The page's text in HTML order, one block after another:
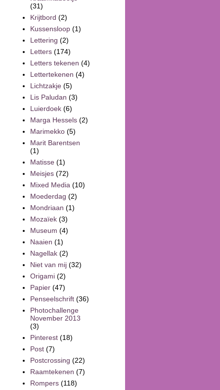
(31)
Krijtbord (2)
Kussensloop (1)
Lettering (2)
Letters (174)
Letters tekenen (4)
Lettertekenen (4)
Lichtzakje (5)
Lis Paludan (3)
Luierdoek (6)
Marga Hessels (2)
Marimekko (5)
Marit Barentsen
(1)
Matisse (1)
Meisjes (72)
Mixed Media (10)
Moederdag (2)
Mondriaan (1)
Mozaïek (3)
Museum (4)
Naaien (1)
Nagellak (2)
Niet van mij (32)
Origami (2)
Papier (47)
Penseelschrift (36)
Photochallenge
November 2013
(3)
Pinterest (18)
Post (7)
Postcrossing (22)
Raamtekenen (7)
Rompers (118)